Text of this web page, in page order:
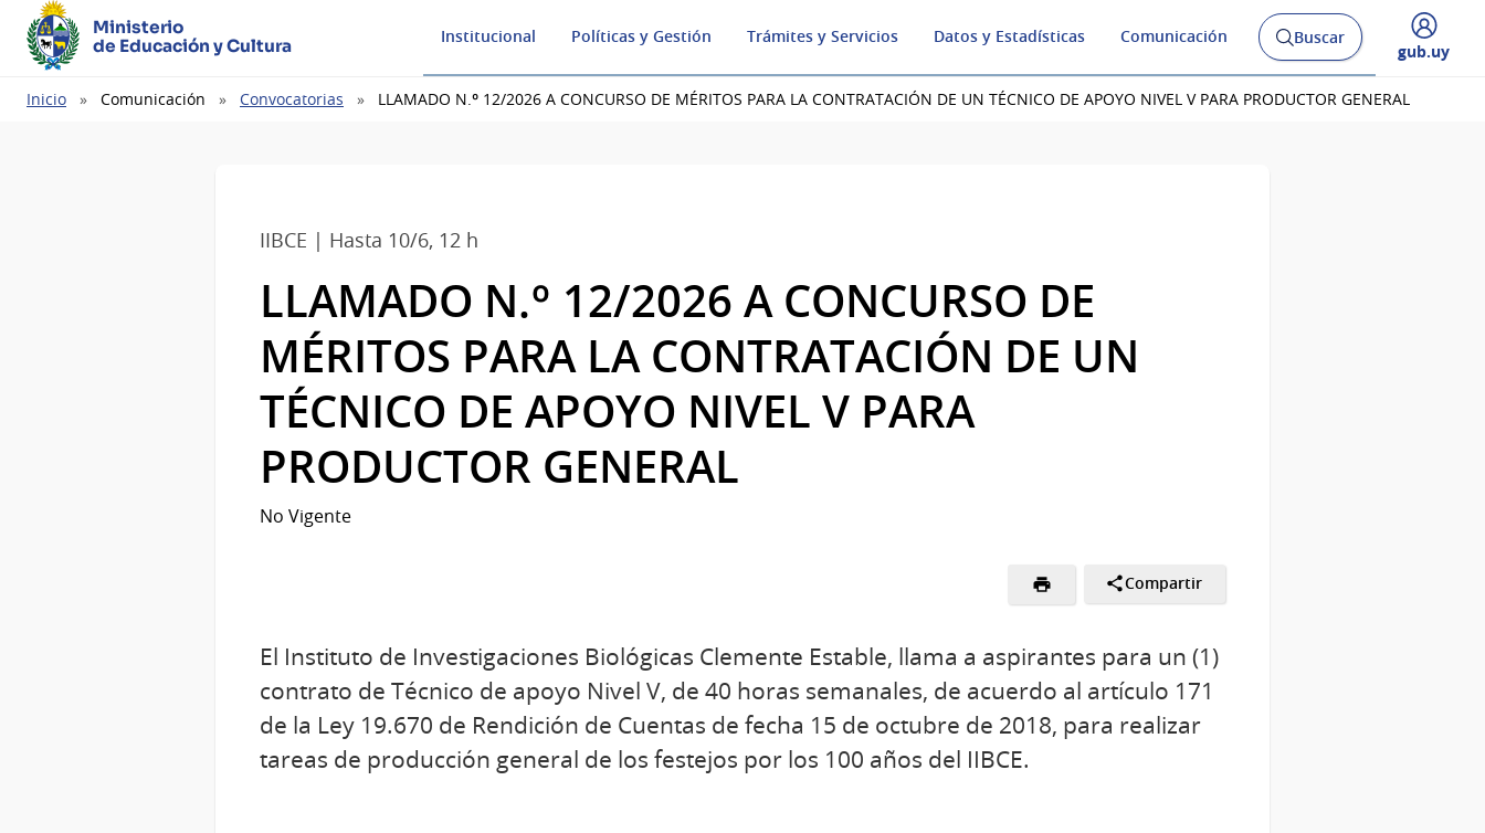
Ministerio
de Educación y Cultura
Institucional Políticas y Gestión Trámites y Servicios Datos y Estadísticas Comunicación
Abrir
buscador
y
Buscar
Desplegar
de
gub.uy
Ruta
Inicio Comunicación Convocatorias LLAMADO N.º 12/2026 A CONCURSO DE MÉRITOS PARA LA CONTRATACIÓN DE UN TÉCNICO DE APOYO NIVEL V PARA PRODUCTOR GENERAL
IIBCE | Hasta 10/6, 12 h
LLAMADO N.º 12/2026 A CONCURSO DE
MÉRITOS PARA LA CONTRATACIÓN DE UN
TÉCNICO DE APOYO NIVEL V PARA
PRODUCTOR GENERAL
No Vigente
Compartir
El Instituto de Investigaciones Biológicas Clemente Estable, llama a aspirantes para un (1)
contrato de Técnico de apoyo Nivel V, de 40 horas semanales, de acuerdo al artículo 171
de la Ley 19.670 de Rendición de Cuentas de fecha 15 de octubre de 2018, para realizar
tareas de producción general de los festejos por los 100 años del IIBCE.